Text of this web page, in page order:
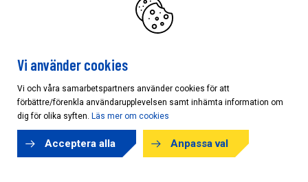
STRÄNGNÄS
AB KARL HEDIN BYGGHANDEL
Mästarvägen 10
645 41 Strängnäs
Vi använder cookies
Vi och våra samarbetspartners använder cookies för att
förbättre/förenkla användarupplevelsen samt inhämta information om
dig för olika syften. Läs mer om cookies
Acceptera alla Anpassa val